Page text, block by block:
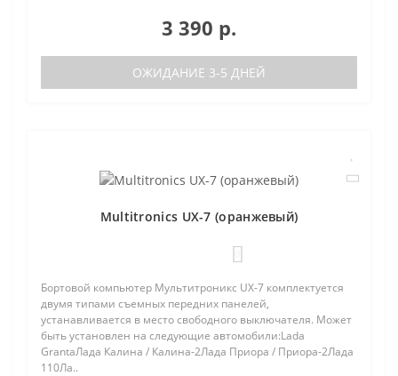
3 390 р.
ОЖИДАНИЕ 3-5 ДНЕЙ
Multitronics UX-7 (оранжевый)
Бортовой компьютер Мультитроникс UX-7 комплектуется
двумя типами съемных передних панелей,
устанавливается в место свободного выключателя. Может
быть установлен на следующие автомобили:Lada
GrantaЛада Калина / Калина-2Лада Приора / Приора-2Лада
110Ла..